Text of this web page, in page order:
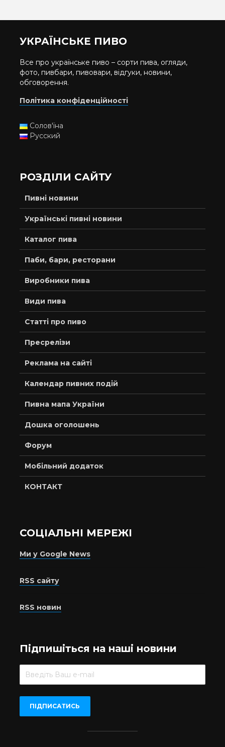
УКРАЇНСЬКЕ ПИВО
Все про українське пиво – сорти пива, огляди,
фото, пивбари, пивовари, відгуки, новини,
обговорення.
Політика конфіденційності
Солов'їна
Русский
РОЗДІЛИ САЙТУ
Пивні новини
Українські пивні новини
Каталог пива
Паби, бари, ресторани
Виробники пива
Види пива
Статті про пиво
Пресрелізи
Реклама на сайті
Календар пивних подій
Пивна мапа України
Дошка оголошень
Форум
Мобільний додаток
КОНТАКТ
СОЦІАЛЬНІ МЕРЕЖІ
Ми у Google News
RSS сайту
RSS новин
Підпишіться на наші новини